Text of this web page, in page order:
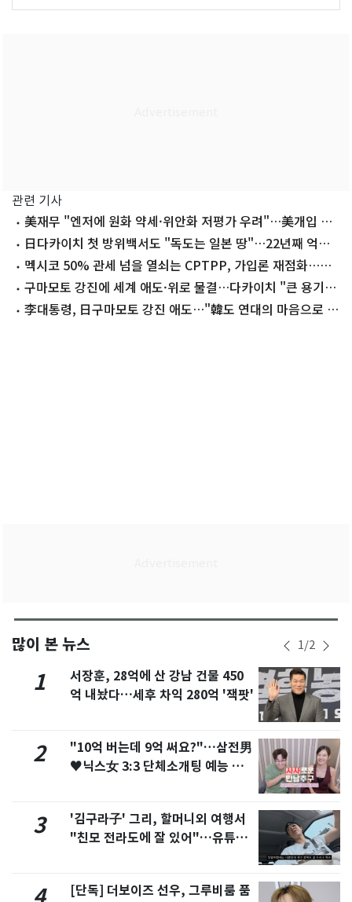
관련 기사
美재무 "엔저에 원화 약세·위안화 저평가 우려"…美개입 설
명(종합)
日다카이치 첫 방위백서도 "독도는 일본 땅"…22년째 억지
주장멕시코 50% 관세 넘을 열쇠는 CPTPP, 가입론 재점화…농
업 개방이 최대 변수
구마모토 강진에 세계 애도·위로 물결…다카이치 "큰 용기
얻어"
李대통령, 日구마모토 강진 애도…"韓도 연대의 마음으로 함
많이 본 뉴스 1/2
1
서장훈, 28억에 산 강남 건물 450
억 내놨다…세후 차익 280억 '잭팟'
2
"10억 버는데 9억 써요?"…삼전男
♥닉스女 3:3 단체소개팅 예능 화
3
'김구라子' 그리, 할머니외 여행서
"친모 전라도에 잘 있어"…유튜브
[단독] 더보이즈 선우, 그루비룸 품